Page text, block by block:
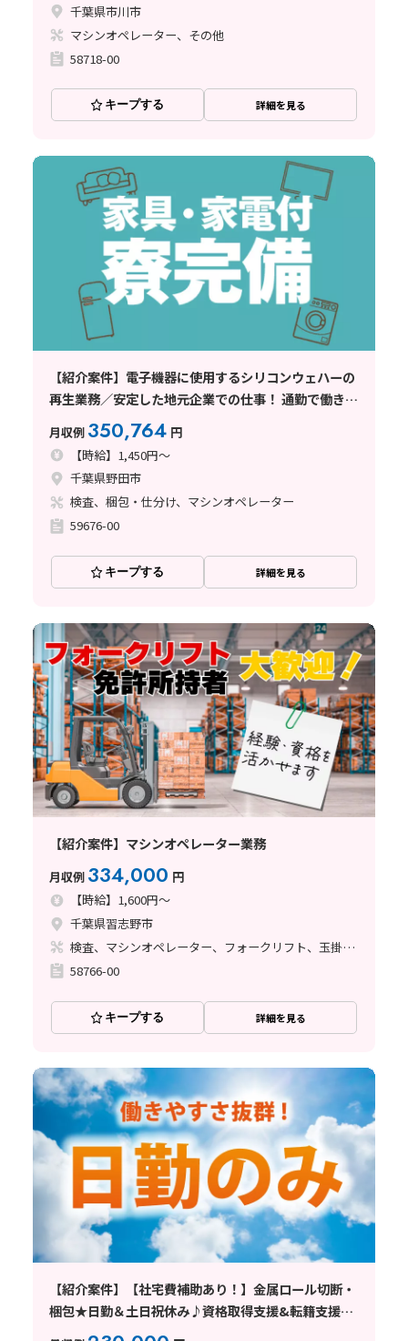
千葉県市川市
マシンオペレーター、その他
58718-00
キープする 詳細を見る
【紹介案件】電子機器に使用するシリコンウェハーの
再生業務／安定した地元企業での仕事！ 通勤で働きま
せんか！
月収例 350,764 円
【時給】1,450円～
千葉県野田市
検査、梱包・仕分け、マシンオペレーター
59676-00
キープする 詳細を見る
【紹介案件】マシンオペレーター業務
月収例 334,000 円
【時給】1,600円～
千葉県習志野市
検査、マシンオペレーター、フォークリフト、玉掛け・クレーン
58766-00
キープする 詳細を見る
【紹介案件】【社宅費補助あり！】金属ロール切断・
梱包★日勤＆土日祝休み♪資格取得支援&転籍支援あ